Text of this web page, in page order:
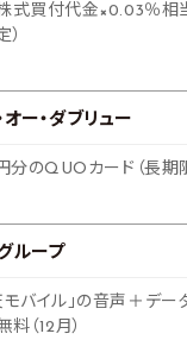
式買付代金×0.03％相
）
オー・ダブリュー
分のQUOカード（長期
ループ
モバイル」の音声＋デ
料（12月）